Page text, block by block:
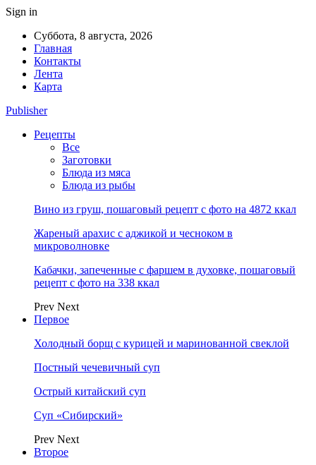
Sign in
Суббота, 8 августа, 2026
Главная
Контакты
Лента
Карта
Publisher
Рецепты
Все
Заготовки
Блюда из мяса
Блюда из рыбы
Вино из груш, пошаговый рецепт с фото на 4872 ккал
Жареный арахис с аджикой и чесноком в
микроволновке
Кабачки, запеченные с фаршем в духовке, пошаговый
рецепт с фото на 338 ккал
Prev Next
Первое
Холодный борщ с курицей и маринованной свеклой
Постный чечевичный суп
Острый китайский суп
Суп «Сибирский»
Prev Next
Второе